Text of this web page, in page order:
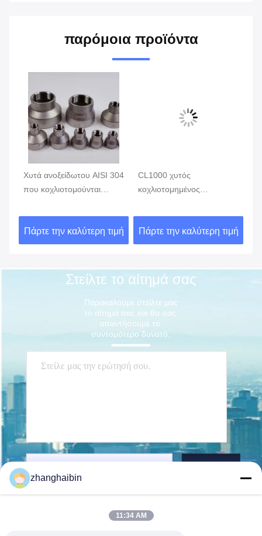
παρόμοια προϊόντα
Χυτά ανοξείδωτου AISI 304
που κοχλιοτομούνται
SP-114 CL150
Πάρτε την καλύτερη τιμή
CL1000 χυτός
κοχλιοτομημένος
δεκαεξαδικού, ανοξείδωτα
εξαρτήματα σωλήνων
ASTM A351
Πάρτε την καλύτερη τιμή
Στείλτε το αίτημά σας
Παρακαλούμε στείλτε μας
το αίτημά σας και θα σας
απαντήσουμε το
συντομότερο δυνατό.
zhanghaibin
11:34 AM